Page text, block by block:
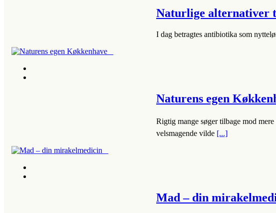
Naturlige
I dag betragtes antibiotika som
Naturens egen
Rigtig mange søger tilbage mod
velsmagende vilde [...]
Mad – din